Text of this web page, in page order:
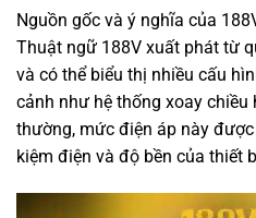
Nguồn gốc và ý nghĩa của
Thuật ngữ 188V xuất phát từ
và có thể biểu thị nhiều cấu
cảnh như hệ thống xoay chiều
thường, mức điện áp này
kiệm điện và độ bền của thiết